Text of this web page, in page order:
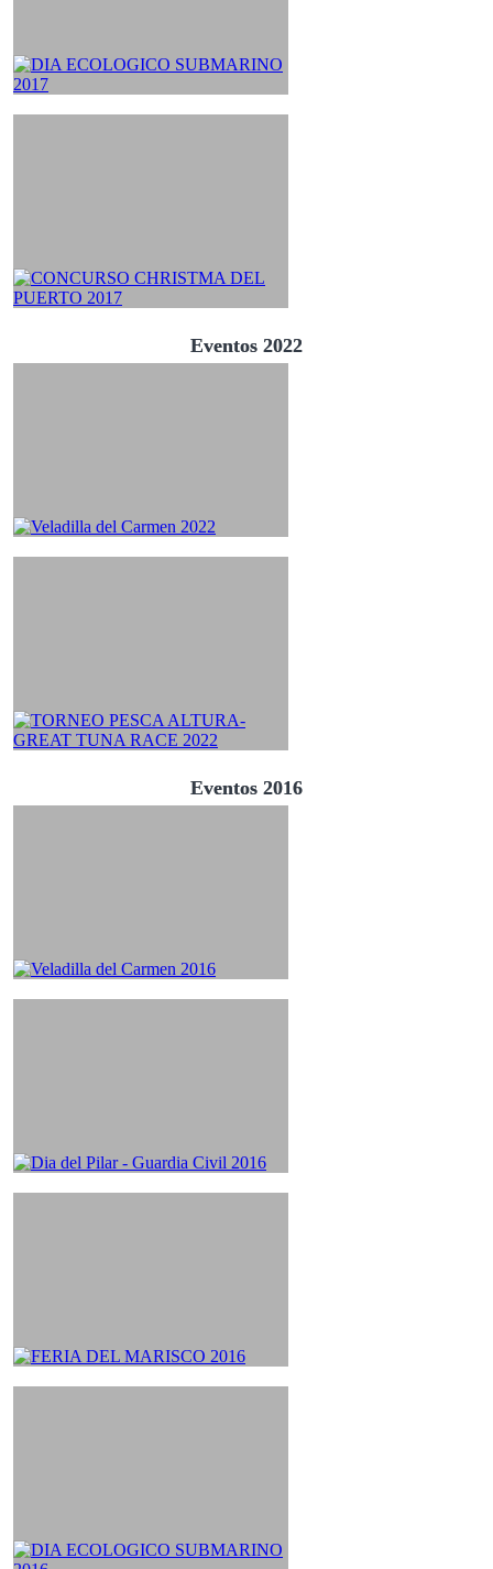
Eventos 2022
Eventos 2016